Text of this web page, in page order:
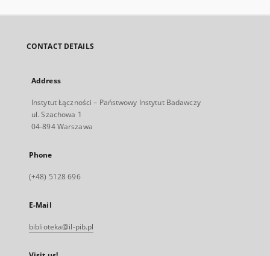
CONTACT DETAILS
Address
Instytut Łączności – Państwowy Instytut Badawczy
ul. Szachowa 1
04-894 Warszawa
Phone
(+48) 5128 696
E-Mail
biblioteka@il-pib.pl